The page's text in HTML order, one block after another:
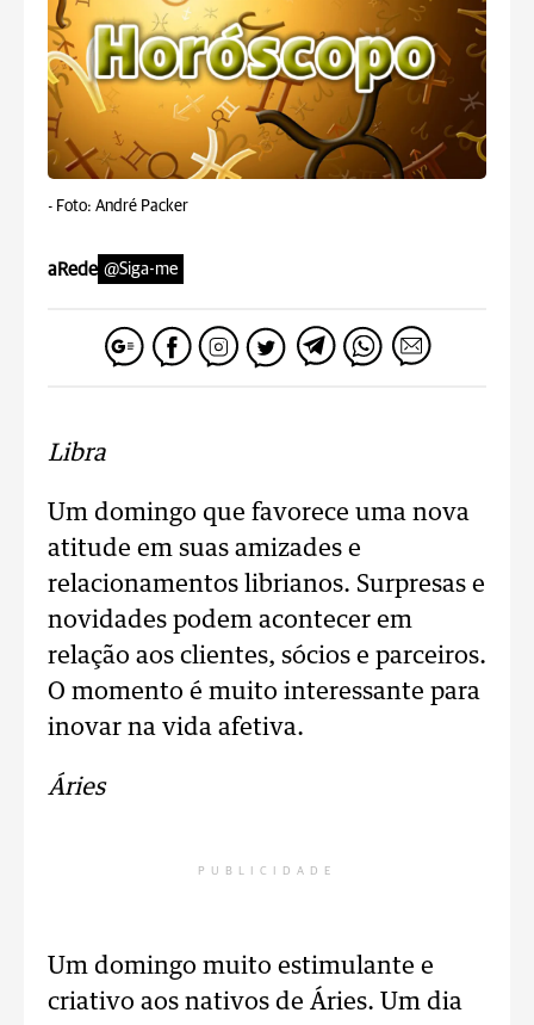
- Foto: André Packer
aRede @Siga-me
Libra
Um domingo que favorece uma nova
atitude em suas amizades e
relacionamentos librianos. Surpresas e
novidades podem acontecer em
relação aos clientes, sócios e parceiros.
O momento é muito interessante para
inovar na vida afetiva.
Áries
PUBLICIDADE
Um domingo muito estimulante e
criativo aos nativos de Áries. Um dia